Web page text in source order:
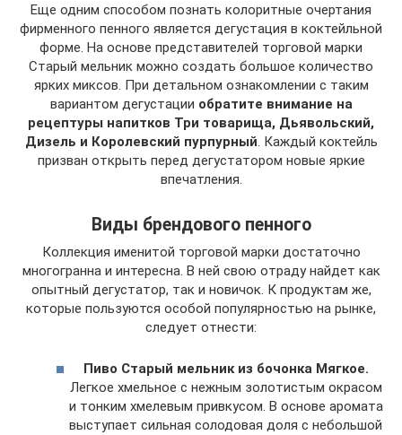
Еще одним способом познать колоритные очертания
фирменного пенного является дегустация в коктейльной
форме. На основе представителей торговой марки
Старый мельник можно создать большое количество
ярких миксов. При детальном ознакомлении с таким
вариантом дегустации обратите внимание на
рецептуры напитков Три товарища, Дьявольский,
Дизель и Королевский пурпурный . Каждый коктейль
призван открыть перед дегустатором новые яркие
впечатления.
Виды брендового пенного
Коллекция именитой торговой марки достаточно
многогранна и интересна. В ней свою отраду найдет как
опытный дегустатор, так и новичок. К продуктам же,
которые пользуются особой популярностью на рынке,
следует отнести:
Пиво Старый мельник из бочонка Мягкое.
Легкое хмельное с нежным золотистым окрасом
и тонким хмелевым привкусом. В основе аромата
выступает сильная солодовая доля с небольшой